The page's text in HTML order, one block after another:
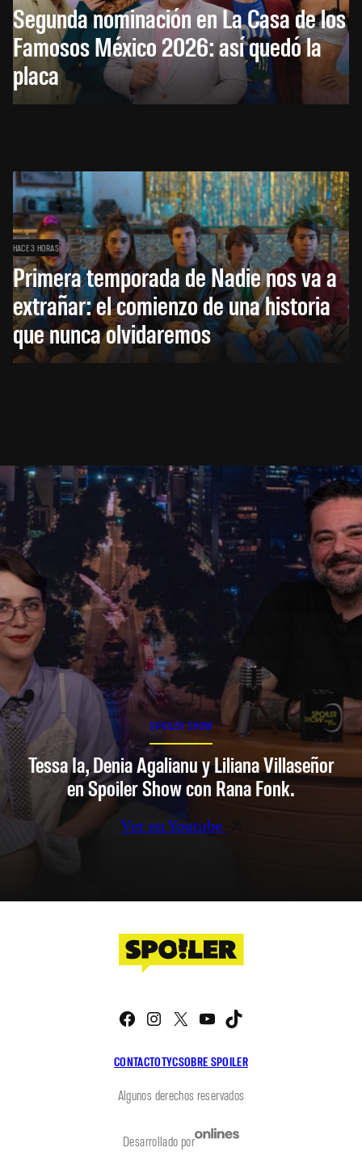
Segunda nominación en La Casa de los
Famosos México 2026: así quedó la
placa
HACE 3 HORAS
Primera temporada de Nadie nos va a
extrañar: el comienzo de una historia
que nunca olvidaremos
SPOILER SHOW
Tessa Ia, Denia Agalianu y Liliana Villaseñor
en Spoiler Show con Rana Fonk.
Ver en Youtube
CONTACTOTYCSOBRE SPOILER
Facebook
Instagram
X YouTube
Algunos derechos reservados
Desarrollado por